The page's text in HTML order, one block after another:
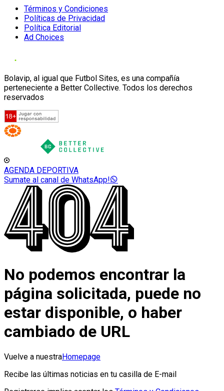
Términos y Condiciones
Políticas de Privacidad
Política Editorial
Ad Choices
Bolavip, al igual que Futbol Sites, es una compañía
perteneciente a Better Collective. Todos los derechos
reservados
AGENDA DEPORTIVA
Sumate al canal de WhatsApp!
No podemos encontrar la
página solicitada, puede no
estar disponible, o haber
cambiado de URL
Vuelve a nuestraHomepage
Recibe las últimas noticias en tu casilla de E-mail